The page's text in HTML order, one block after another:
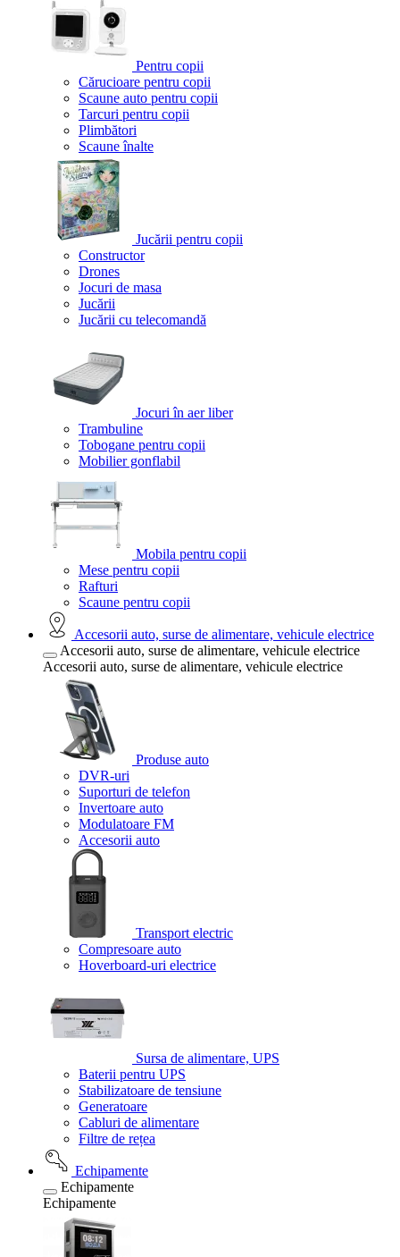
Pentru copii
Cărucioare pentru copii
Scaune auto pentru copii
Tarcuri pentru copii
Plimbători
Scaune înalte
Jucării pentru copii
Constructor
Drones
Jocuri de masa
Jucării
Jucării cu telecomandă
Jocuri în aer liber
Trambuline
Tobogane pentru copii
Mobilier gonflabil
Mobila pentru copii
Mese pentru copii
Rafturi
Scaune pentru copii
Accesorii auto, surse de alimentare, vehicule electrice
Accesorii auto, surse de alimentare, vehicule electrice
Accesorii auto, surse de alimentare, vehicule electrice
Produse auto
DVR-uri
Suporturi de telefon
Invertoare auto
Modulatoare FM
Accesorii auto
Transport electric
Compresoare auto
Hoverboard-uri electrice
Sursa de alimentare, UPS
Baterii pentru UPS
Stabilizatoare de tensiune
Generatoare
Cabluri de alimentare
Filtre de rețea
Echipamente
Echipamente
Echipamente